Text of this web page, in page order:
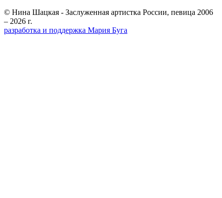
© Нина Шацкая - Заслуженная артистка России, певица 2006
– 2026 г.
разработка и поддержка Мария Буга